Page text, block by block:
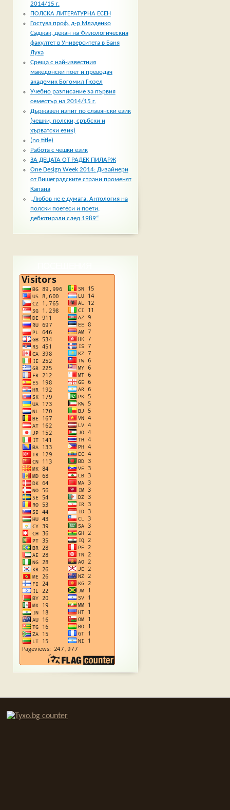
2014/15 г.
ПОЛСКА ЛИТЕРАТУРНА ЕСЕН
Гостува проф. д-р Младенко
Саджак, декан на Филологическия
факултет в Университета в Баня
Лука
Среща с най-известния
македонски поет и преводач
академик Богомил Гюзел
Учебно разписание за първия
семестър на 2014/15 г.
Държавен изпит по славянски език
(чешки, полски, сръбски и
хърватски език)
(no title)
Работа с чешки език
ЗА ДЕЦАТА ОТ РАДЕК ПИЛАРЖ
One Design Week 2014: Дизайнери
от Вишеградските страни променят
Капана
„Любов не е думата. Антология на
полски поетеси и поети,
дебютирали след 1989“